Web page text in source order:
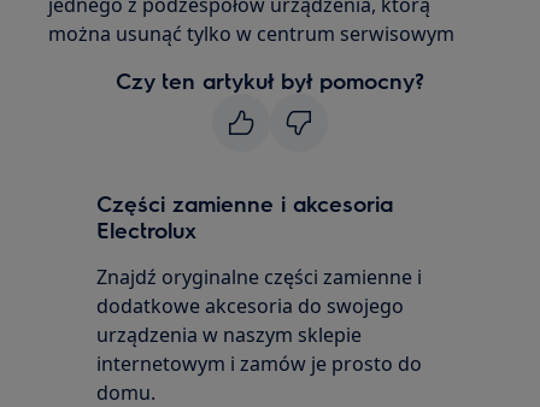
można usunąć tylko w centrum serwisowym
Czy ten artykuł był pomocny?
Części zamienne i akcesoria
Electrolux
Znajdź oryginalne części zamienne i
dodatkowe akcesoria do swojego
urządzenia w naszym sklepie
internetowym i zamów je prosto do
domu.